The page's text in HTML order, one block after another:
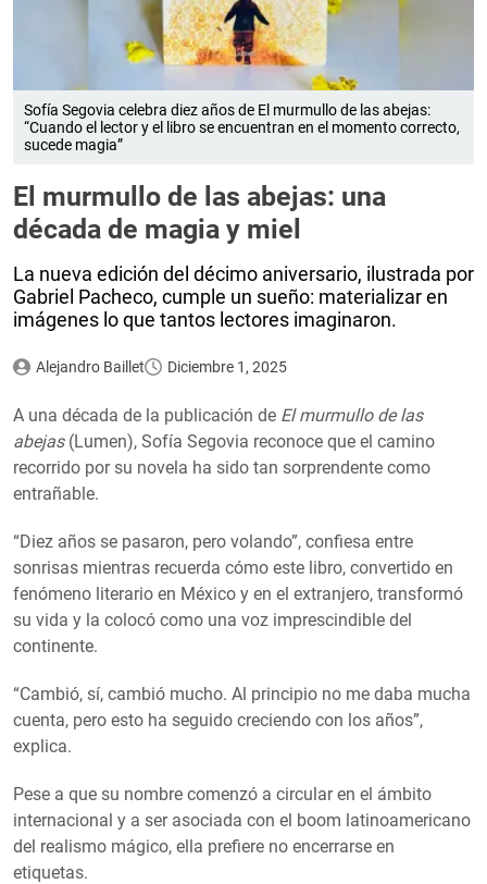
Sofía Segovia celebra diez años de El murmullo de las abejas:
“Cuando el lector y el libro se encuentran en el momento correcto,
sucede magia”
El murmullo de las abejas: una
década de magia y miel
La nueva edición del décimo aniversario, ilustrada por
Gabriel Pacheco, cumple un sueño: materializar en
imágenes lo que tantos lectores imaginaron.
Alejandro Baillet Diciembre 1, 2025
A una década de la publicación de El murmullo de las
abejas (Lumen), Sofía Segovia reconoce que el camino
recorrido por su novela ha sido tan sorprendente como
entrañable.
“Diez años se pasaron, pero volando”, confiesa entre
sonrisas mientras recuerda cómo este libro, convertido en
fenómeno literario en México y en el extranjero, transformó
su vida y la colocó como una voz imprescindible del
continente.
“Cambió, sí, cambió mucho. Al principio no me daba mucha
cuenta, pero esto ha seguido creciendo con los años”,
explica.
Pese a que su nombre comenzó a circular en el ámbito
internacional y a ser asociada con el boom latinoamericano
del realismo mágico, ella prefiere no encerrarse en
etiquetas.